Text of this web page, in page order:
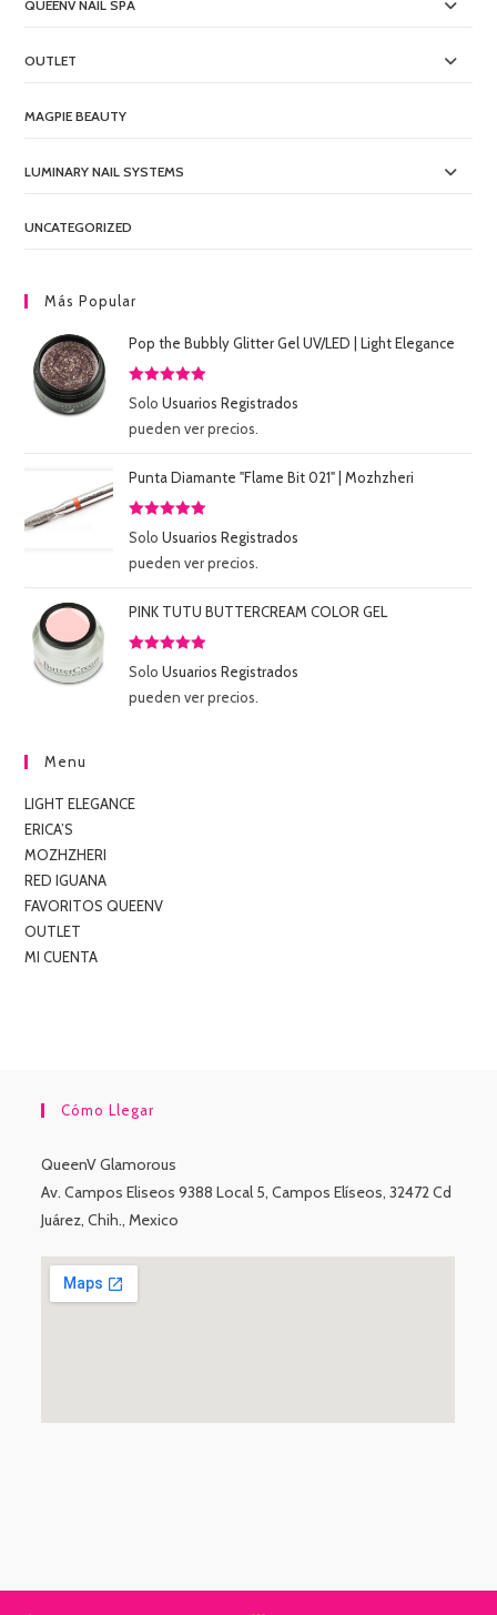
QUEENV NAIL SPA
OUTLET
MAGPIE BEAUTY
LUMINARY NAIL SYSTEMS
UNCATEGORIZED
Más Popular
Pop the Bubbly Glitter Gel UV/LED | Light Elegance
Valorado
5
SoloUsuarios Registrados
pueden ver precios.
Punta Diamante "Flame Bit 021" | Mozhzheri
Valorado
5
SoloUsuarios Registrados
pueden ver precios.
PINK TUTU BUTTERCREAM COLOR GEL
Valorado
5
SoloUsuarios Registrados
pueden ver precios.
Menu
LIGHT ELEGANCE
ERICA’S
MOZHZHERI
RED IGUANA
FAVORITOS QUEENV
OUTLET
MI CUENTA
Cómo Llegar
QueenV Glamorous
Av. Campos Eliseos 9388 Local 5, Campos Elíseos, 32472 Cd
Juárez, Chih., Mexico